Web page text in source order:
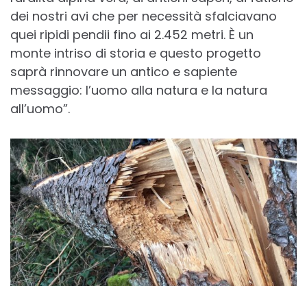
dei nostri avi che per necessità sfalciavano
quei ripidi pendii fino ai 2.452 metri. È un
monte intriso di storia e questo progetto
saprà rinnovare un antico e sapiente
messaggio: l’uomo alla natura e la natura
all’uomo”.